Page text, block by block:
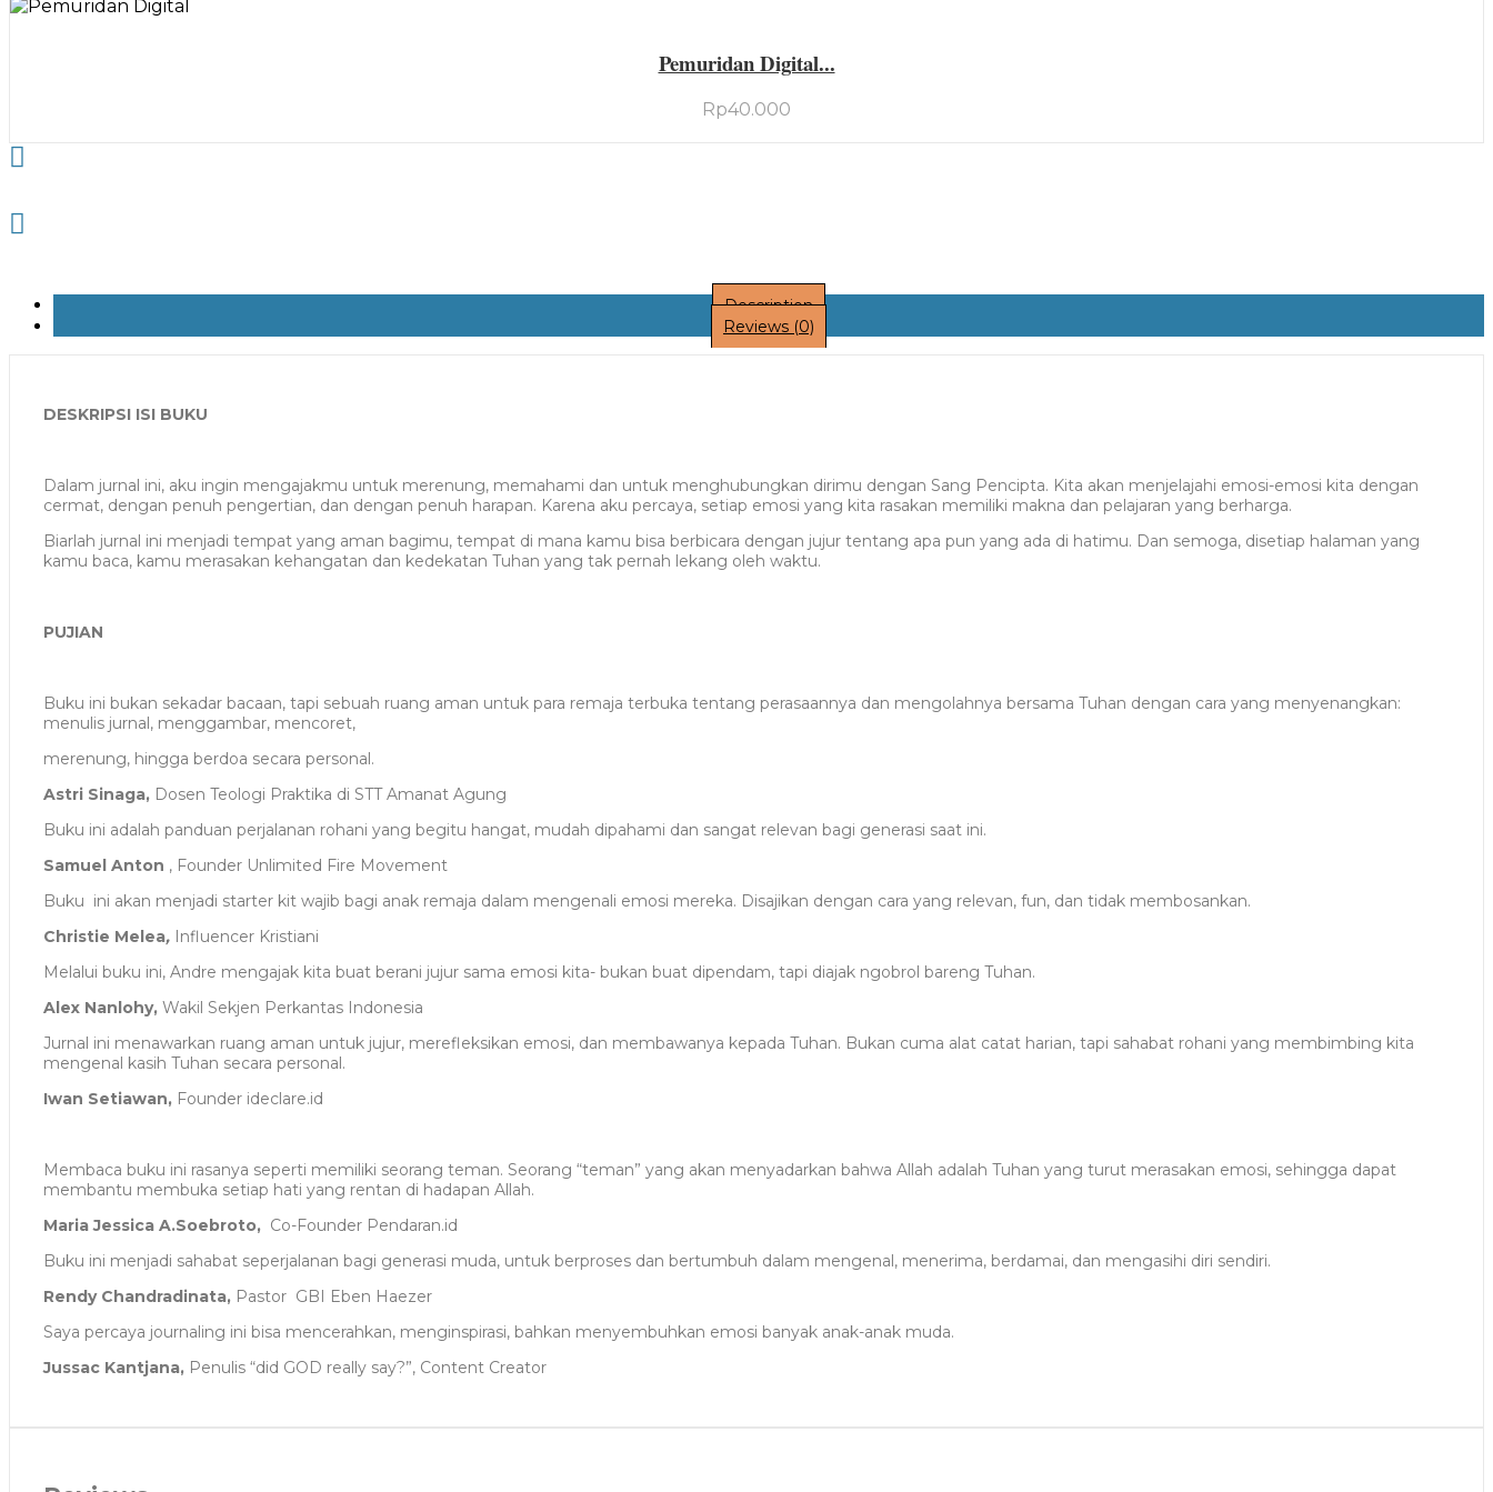
Pemuridan Digital...
Rp40.000
Description
Reviews (0)
DESKRIPSI ISI BUKU
Dalam jurnal ini, aku ingin mengajakmu untuk merenung, memahami dan untuk menghubungkan dirimu dengan Sang Pencipta. Kita akan menjelajahi emosi-emosi kita dengan
cermat, dengan penuh pengertian, dan dengan penuh harapan. Karena aku percaya, setiap emosi yang kita rasakan memiliki makna dan pelajaran yang berharga.
Biarlah jurnal ini menjadi tempat yang aman bagimu, tempat di mana kamu bisa berbicara dengan jujur tentang apa pun yang ada di hatimu. Dan semoga, disetiap halaman yang
kamu baca, kamu merasakan kehangatan dan kedekatan Tuhan yang tak pernah lekang oleh waktu.
PUJIAN
Buku ini bukan sekadar bacaan, tapi sebuah ruang aman untuk para remaja terbuka tentang perasaannya dan mengolahnya bersama Tuhan dengan cara yang menyenangkan:
menulis jurnal, menggambar, mencoret,
merenung, hingga berdoa secara personal.
Astri Sinaga, Dosen Teologi Praktika di STT Amanat Agung
Buku ini adalah panduan perjalanan rohani yang begitu hangat, mudah dipahami dan sangat relevan bagi generasi saat ini.
Samuel Anton , Founder Unlimited Fire Movement
Buku ini akan menjadi starter kit wajib bagi anak remaja dalam mengenali emosi mereka. Disajikan dengan cara yang relevan, fun, dan tidak membosankan.
Christie Melea, Influencer Kristiani
Melalui buku ini, Andre mengajak kita buat berani jujur sama emosi kita- bukan buat dipendam, tapi diajak ngobrol bareng Tuhan.
Alex Nanlohy, Wakil Sekjen Perkantas Indonesia
Jurnal ini menawarkan ruang aman untuk jujur, merefleksikan emosi, dan membawanya kepada Tuhan. Bukan cuma alat catat harian, tapi sahabat rohani yang membimbing kita
mengenal kasih Tuhan secara personal.
Iwan Setiawan, Founder ideclare.id
Membaca buku ini rasanya seperti memiliki seorang teman. Seorang “teman” yang akan menyadarkan bahwa Allah adalah Tuhan yang turut merasakan emosi, sehingga dapat
membantu membuka setiap hati yang rentan di hadapan Allah.
Maria Jessica A.Soebroto, Co-Founder Pendaran.id
Buku ini menjadi sahabat seperjalanan bagi generasi muda, untuk berproses dan bertumbuh dalam mengenal, menerima, berdamai, dan mengasihi diri sendiri.
Rendy Chandradinata, Pastor GBI Eben Haezer
Saya percaya journaling ini bisa mencerahkan, menginspirasi, bahkan menyembuhkan emosi banyak anak-anak muda.
Jussac Kantjana, Penulis “did GOD really say?”, Content Creator